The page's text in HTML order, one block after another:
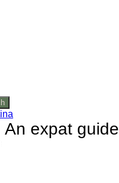
An expat guide